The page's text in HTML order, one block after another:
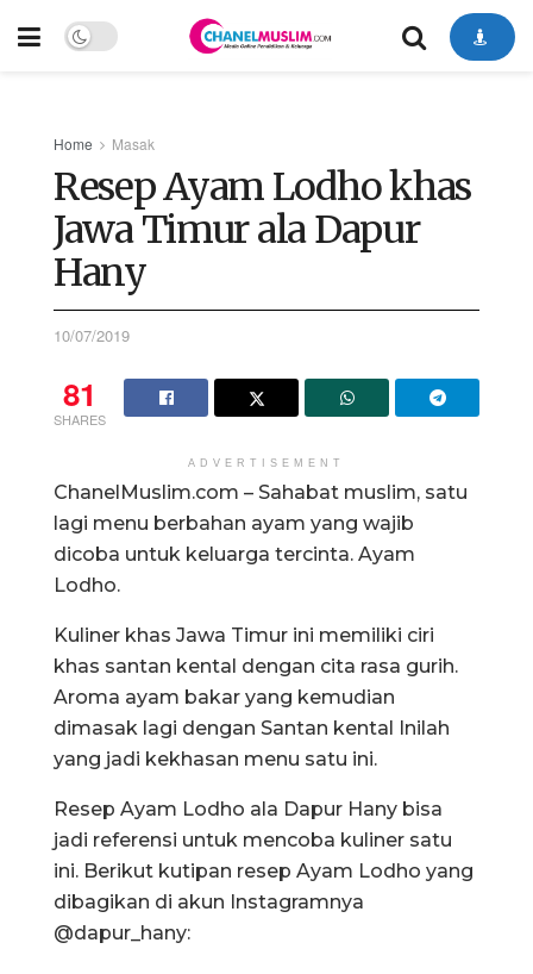
Home Masak
Resep Ayam Lodho khas
Jawa Timur ala Dapur
Hany
10/07/2019
81
SHARES
ADVERTISEMENT
ChanelMuslim.com – Sahabat muslim, satu
lagi menu berbahan ayam yang wajib
dicoba untuk keluarga tercinta. Ayam
Lodho.
Kuliner khas Jawa Timur ini memiliki ciri
khas santan kental dengan cita rasa gurih.
Aroma ayam bakar yang kemudian
dimasak lagi dengan Santan kental Inilah
yang jadi kekhasan menu satu ini.
Resep Ayam Lodho ala Dapur Hany bisa
jadi referensi untuk mencoba kuliner satu
ini. Berikut kutipan resep Ayam Lodho yang
dibagikan di akun Instagramnya
@dapur_hany: